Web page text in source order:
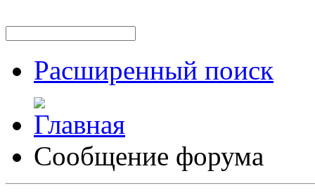
Расширенный поиск
Сообщение форума